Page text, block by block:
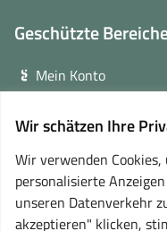
Wir schätzen Ihre
Wir verwenden
personalisierte
unseren Datenverkehr
akzeptieren" klicken,
Fenster)
Geschützte
Mein Konto
Online-Lernplattform
Partner